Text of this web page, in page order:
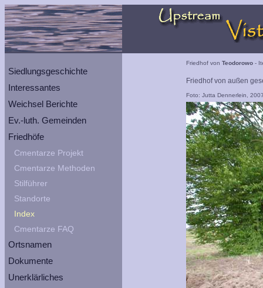
Siedlungsgeschichte
Interessantes
Weichsel Berichte
Ev.-luth. Gemeinden
Friedhöfe
Cmentarze Projekt
Cmentarze Methoden
Stilführer
Standorte
Index
Cmentarze FAQ
Ortsnamen
Dokumente
Unerklärliches
Friedhof von Teodorowo -
Friedhof von außen
Foto: Jutta Dennerlein,